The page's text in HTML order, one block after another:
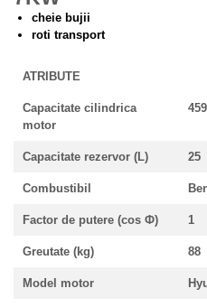
cheie bujii
roti transport
ATRIBUTE
Capacitate cilindrica
motor
Capacitate rezervor (L) 25
Combustibil
Factor de putere (cos Ф) 1
Greutate (kg) 88
Model motor